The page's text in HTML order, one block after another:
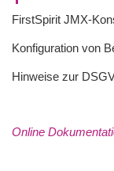
FirstSpirit JMX-
Konfiguration von
Hinweise zur
Online